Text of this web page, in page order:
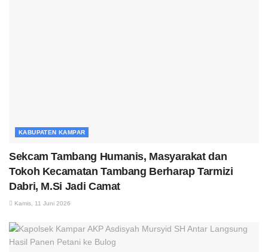
KABUPATEN KAMPAR
Sekcam Tambang Humanis, Masyarakat dan
Tokoh Kecamatan Tambang Berharap Tarmizi
Dabri, M.Si Jadi Camat
Kamis, 11 Juni 2026